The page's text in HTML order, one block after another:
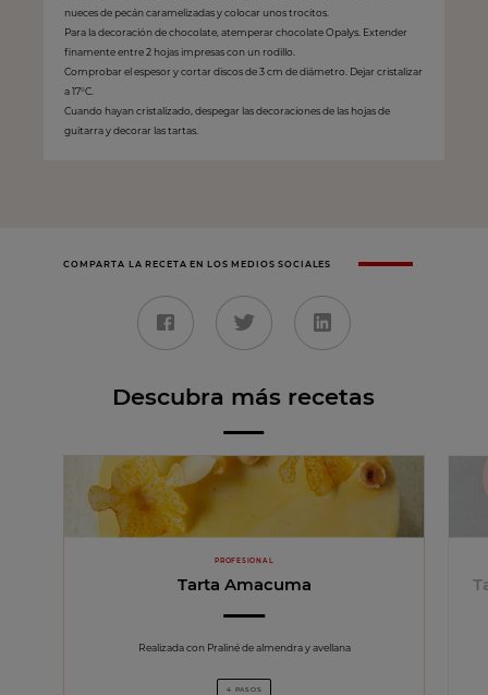
nueces de pecán caramelizadas y colocar unos trocitos.
Para la decoración de chocolate, atemperar chocolate Opalys. Extender
finamente entre 2 hojas impresas con un rodillo.
Comprobar el espesor y cortar discos de 3 cm de diámetro. Dejar cristalizar
a 17°C.
Cuando hayan cristalizado, despegar las decoraciones de las hojas de
guitarra y decorar las tartas.
COMPARTA LA RECETA EN LOS MEDIOS SOCIALES
Descubra más recetas
PROFESIONAL
Tarta Amacuma
Realizada con Praliné de almendra y avellana
4 PASOS